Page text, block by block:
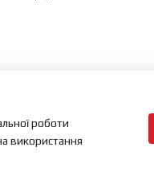
роботи
використання